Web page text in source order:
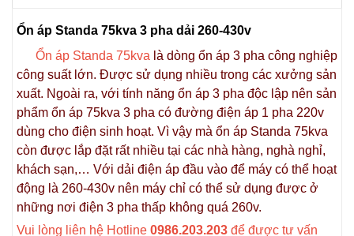
Ổn áp Standa 75kva 3 pha dải 260-430v
Ổn áp Standa 75kva là dòng ổn áp 3 pha công nghiệp
công suất lớn. Được sử dụng nhiều trong các xưởng sản
xuất. Ngoài ra, với tính năng ổn áp 3 pha độc lập nên sản
phẩm ổn áp 75kva 3 pha có đường điện áp 1 pha 220v
dùng cho điện sinh hoạt. Vì vậy mà ổn áp Standa 75kva
còn được lắp đặt rất nhiều tại các nhà hàng, nghà nghỉ,
khách sạn,… Với dải điện áp đầu vào để máy có thể hoạt
động là 260-430v nên máy chỉ có thể sử dụng được ở
những nơi điện 3 pha thấp không quá 260v.
Vui lòng liên hệ Hotline 0986.203.203 để được tư vấn